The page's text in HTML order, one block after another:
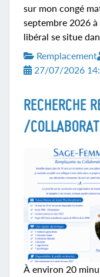
sur mon congé
septembre 2026 à
libéral se situe
du lac Léman, au
d'une maison
maternité et
visite post-natale,
gynécologique
obstétricale. Patientèle très agréable. Réseau de
professionnel...
Remplacement
27/07/2026
RECHERCHE
/
À environ 20